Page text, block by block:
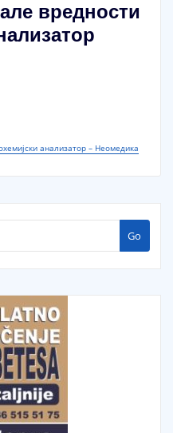
вредности
анализатор – Неомедика
Go